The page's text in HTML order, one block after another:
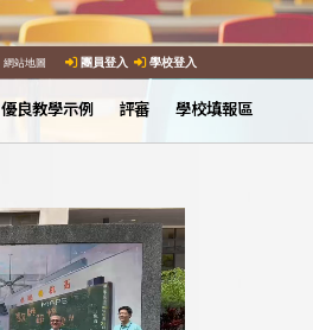
網站地圖 團員登入 學校登入
優良教學示例 評審 學校填報區